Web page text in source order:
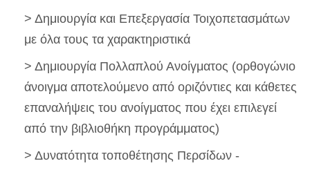
> Δημιουργία και Επεξεργασία Τοιχοπετασμάτων
με όλα τους τα χαρακτηριστικά
> Δημιουργία Πολλαπλού Ανοίγματος (ορθογώνιο
άνοιγμα αποτελούμενο από οριζόντιες και κάθετες
επαναλήψεις του ανοίγματος που έχει επιλεγεί
από την βιβλιοθήκη προγράμματος)
> Δυνατότητα τοποθέτησης Περσίδων -